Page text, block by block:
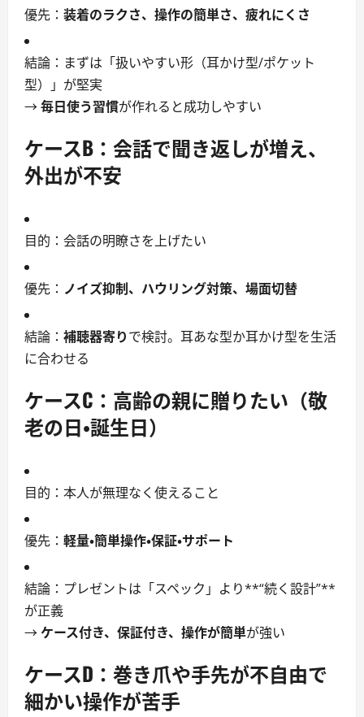
優先： 装着のラクさ、操作の簡単さ、疲れにくさ
結論：まずは「扱いやすい形（耳かけ型/ポケット
型）」が堅実
→毎日使う習慣が作れると成功しやすい
ケースB： 会話で聞き返しが増え、
外出が不安
目的：会話の明瞭さを上げたい
優先： ノイズ抑制、ハウリング対策、場面切替
結論： 補聴器寄りで検討。耳あな型か耳かけ型を生活
に合わせる
ケースC： 高齢の親に贈りたい（敬
老の日・誕生日）
目的：本人が無理なく使えること
優先： 軽量・簡単操作・保証・サポート
結論：プレゼントは「スペック」より**“続く設計”**
が正義
→ ケース付き、保証付き、操作が簡単が強い
ケースD： 巻き爪や手先が不自由で
細かい操作が苦手